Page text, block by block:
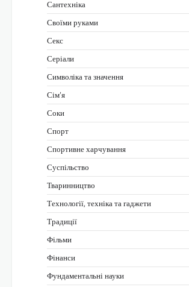
Сантехніка
Своїми руками
Секс
Серіали
Символіка та значення
Сім’я
Соки
Спорт
Спортивне харчування
Суспільство
Тваринництво
Технології, техніка та гаджети
Традиції
Фільми
Фінанси
Фундаментальні науки